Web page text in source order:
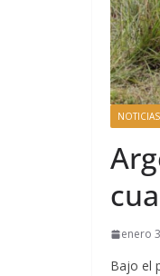
NOTICIAS
enero
Bajo el